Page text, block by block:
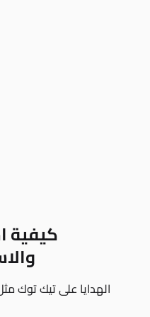
كيفية
الهدايا على تيك توك